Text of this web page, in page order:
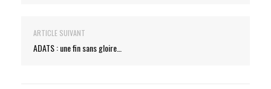
ARTICLE SUIVANT
ADATS : une fin sans gloire…